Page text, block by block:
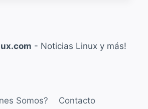
- Noticias Linux y más!
Somos? Contacto